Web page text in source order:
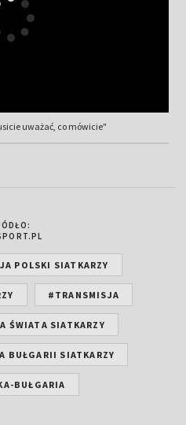
uważać, co mówicie"
POLSKI SIATKARZY
#TRANSMISJA
ŚWIATA SIATKARZY
BUŁGARII SIATKARZY
BUŁGARIA